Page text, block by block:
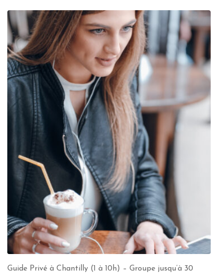
prix :
279.00€
à
729.00€
Guide Privé à Chantilly (1 à 10h) – Groupe jusqu’à 30